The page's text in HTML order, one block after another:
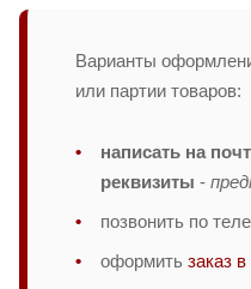
Варианты
или партии товаров:
написать на
реквизиты -
позвонить по
оформить заказ